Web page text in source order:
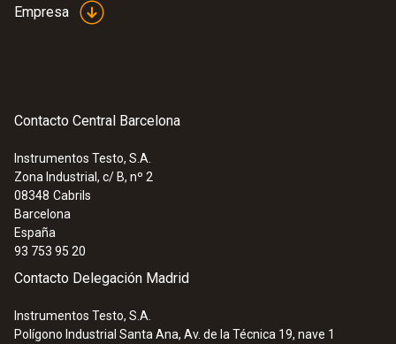
Empresa
Contacto Central Barcelona
Instrumentos Testo, S.A.
Zona Industrial, c/ B, nº 2
08348 Cabrils
Barcelona
España
93 753 95 20
Contacto Delegación Madrid
Instrumentos Testo, S.A.
Polígono Industrial Santa Ana, Av. de la Técnica 19, nave 1